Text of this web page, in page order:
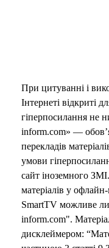
При цитуванні і
Інтернеті відкриті
гіперпосилання не
inform.com» —
перекладів
умови
сайт іноземного
матеріалів у
SmartTV можливе
inform.com".
дисклеймером: